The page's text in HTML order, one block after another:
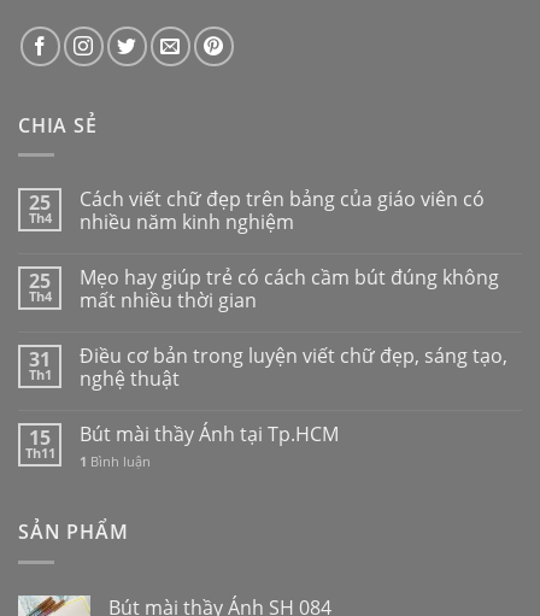
CHIA SẺ
25
Th4
Cách viết chữ đẹp trên bảng của giáo viên có
nhiều năm kinh nghiệm
25
Th4
Mẹo hay giúp trẻ có cách cầm bút đúng không
mất nhiều thời gian
31
Th1
Điều cơ bản trong luyện viết chữ đẹp, sáng tạo,
nghệ thuật
15
Th11
Bút mài thầy Ánh tại Tp.HCM
1 Bình luận
SẢN PHẨM
Bút mài thầy Ánh SH 084